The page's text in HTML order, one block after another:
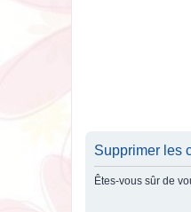
Supprimer les
Êtes-vous sûr de